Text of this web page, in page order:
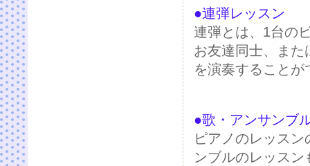
●連弾レッスン
連弾とは、1台の
お友達同士、ま
を演奏することが
●歌・アンサンブ
ピアノのレッス
ンブルのレッスン